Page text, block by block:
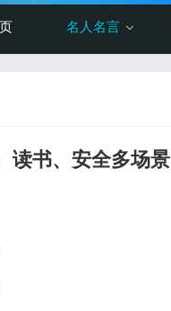
名人名言
读书、安全多场景